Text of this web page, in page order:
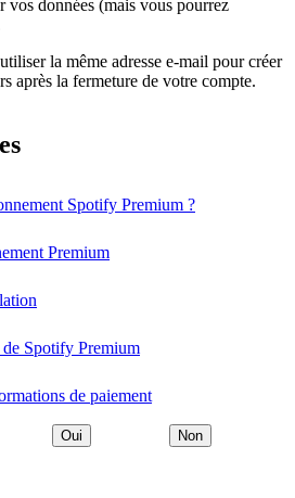
vos données (mais vous pourrez
la même adresse e-mail pour créer
après la fermeture de votre compte.
Spotify Premium ?
Premium
Spotify Premium
de paiement
Oui Non